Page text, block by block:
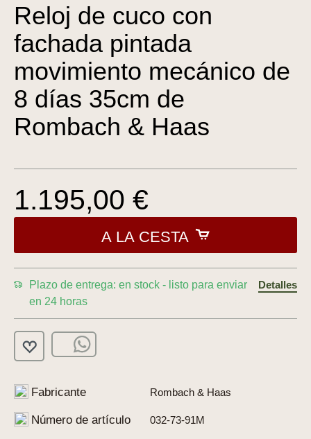
Reloj de cuco con
fachada pintada
movimiento mecánico de
8 días 35cm de
Rombach & Haas
1.195,00 €
A LA CESTA
Plazo de entrega: en stock - listo para enviar
en 24 horas
Detalles
Fabricante Rombach & Haas
Número de artículo 032-73-91M